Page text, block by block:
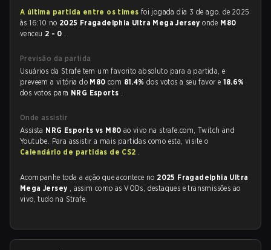
A última partida entre os times foi jogada dia 3 de ago. de 2025
às 16:10 no 2025 Fragadelphia Ultra Mega Jerseyonde M80
venceu 2 - 0 .
Previsão da partida
Usuários da Strafe tem um favorito absoluto para a partida, e
preveem a vitória do M80com 81.4%dos votos a seu favor e 18.6%
dos votos para NRG Esports .
Onde assistir
Assista NRG Esports vs M80 ao vivo na strafe.com, Twitch and
Youtube. Para assistir a mais partidas como esta, visite o
Calendário de partidas de CS2 .
Acompanhe toda a ação que acontece no 2025 Fragadelphia Ultra
Mega Jersey , assim como as VODs, destaques e transmissões ao
vivo, tudo na Strafe.